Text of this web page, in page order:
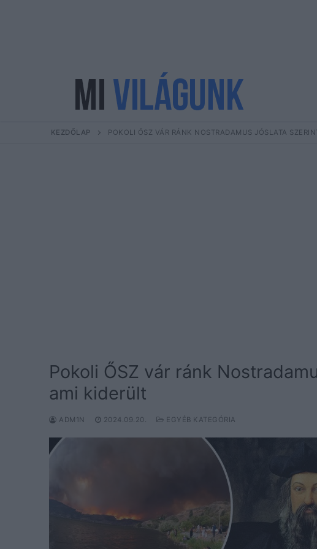
KEZDŐLAP POKOLI ŐSZ VÁR RÁNK NOSTRADAMUS JÓSLATA
Pokoli ŐSZ vár ránk
ami kiderült
ADM1N 2024.09.20. EGYÉB KATEGÓRIA